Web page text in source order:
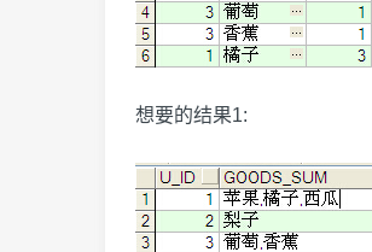
想要的结果1: